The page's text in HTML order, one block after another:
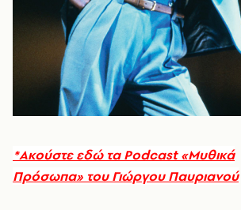
*Ακούστε εδώ τα Podcast «Μυθικά
Πρόσωπα» του Γιώργου Παυριανού